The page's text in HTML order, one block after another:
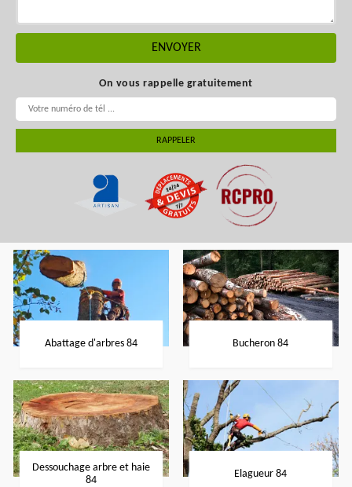
On vous rappelle gratuitement
Abattage d'arbres 84 Bucheron 84
Dessouchage arbre et haie
84
Elagueur 84